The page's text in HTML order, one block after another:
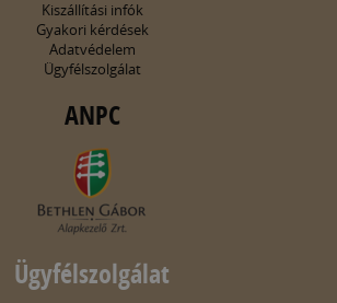
Kiszállítási infók
Gyakori kérdések
Adatvédelem
Ügyfélszolgálat
ANPC
Ügyfélszolgálat